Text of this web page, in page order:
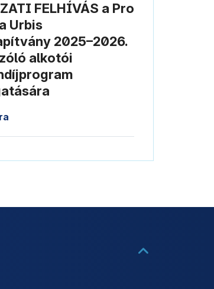
FELHÍVÁS a Pro
Urbis
2025–2026.
alkotói